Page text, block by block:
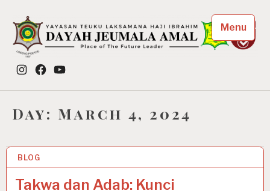
content
Dayah Jeumala Amal
Place of The Future Leader
Instagram
FacebookYouTube
Menu
Day: March 4, 2024
BLOG
Takwa dan Adab: Kunci
4 MAR 2024